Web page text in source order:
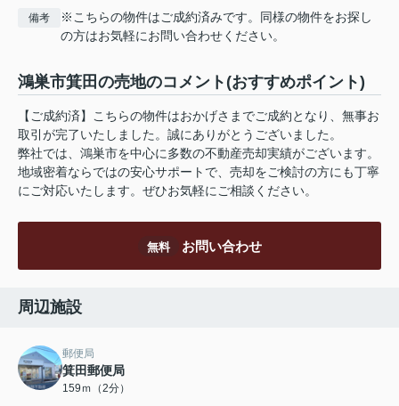
備考
※こちらの物件はご成約済みです。同様の物件をお探し
の方はお気軽にお問い合わせください。
鴻巣市箕田の売地のコメント(おすすめポイント)
【ご成約済】こちらの物件はおかげさまでご成約となり、無事お
取引が完了いたしました。誠にありがとうございました。
弊社では、鴻巣市を中心に多数の不動産売却実績がございます。
地域密着ならではの安心サポートで、売却をご検討の方にも丁寧
にご対応いたします。ぜひお気軽にご相談ください。
無料 お問い合わせ
周辺施設
郵便局
箕田郵便局
159ｍ（2分）